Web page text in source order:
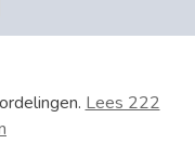
Lees 222